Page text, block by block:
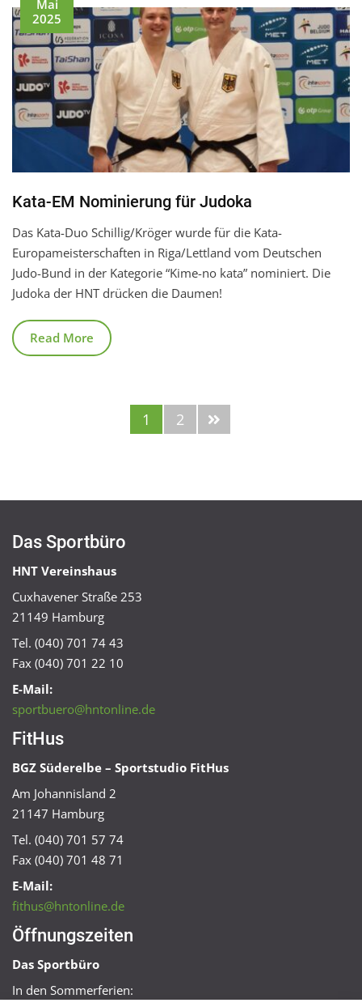
Mai
2025
Kata-EM Nominierung für Judoka
Das Kata-Duo Schillig/Kröger wurde für die Kata-
Europameisterschaften in Riga/Lettland vom Deutschen
Judo-Bund in der Kategorie “Kime-no kata” nominiert. Die
Judoka der HNT drücken die Daumen!
Read More
1 2
Das Sportbüro
HNT Vereinshaus
Cuxhavener Straße 253
21149 Hamburg
Tel. (040) 701 74 43
Fax (040) 701 22 10
E-Mail:
sportbuero@hntonline.de
FitHus
BGZ Süderelbe – Sportstudio FitHus
Am Johannisland 2
21147 Hamburg
Tel. (040) 701 57 74
Fax (040) 701 48 71
E-Mail:
fithus@hntonline.de
Öffnungszeiten
Das Sportbüro
In den Sommerferien: